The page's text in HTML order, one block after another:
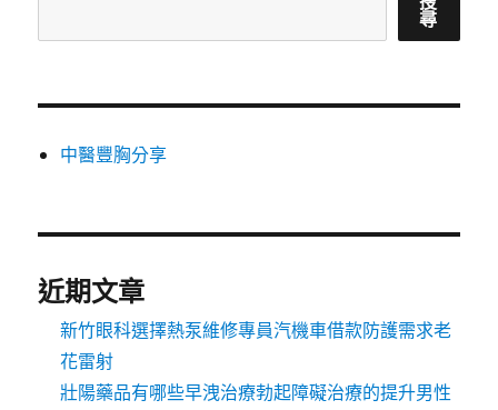
尋
中醫豐胸分享
近期文章
新竹眼科選擇熱泵維修專員汽機車借款防護需求老
花雷射
壯陽藥品有哪些早洩治療勃起障礙治療的提升男性